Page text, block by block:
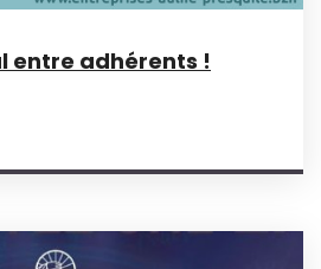
entre adhérents !